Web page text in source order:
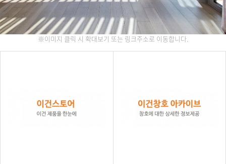
※이미지 클릭 시 확대보기 또는 링크주소로 이동합니다.